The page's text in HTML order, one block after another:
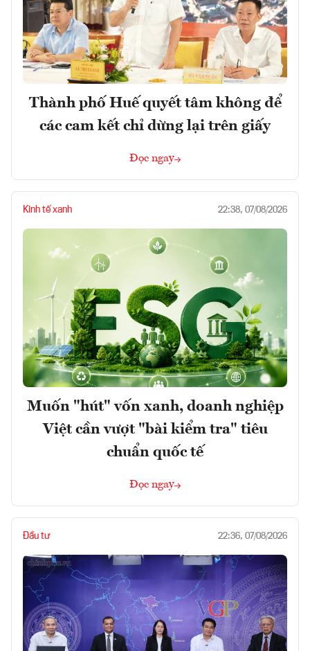
Thành phố Huế quyết tâm không để
các cam kết chỉ dừng lại trên giấy
Đọc ngay
Kinh tế xanh 22:38, 07/08/2026
Muốn "hút" vốn xanh, doanh nghiệp
Việt cần vượt "bài kiểm tra" tiêu
chuẩn quốc tế
Đọc ngay
Đầu tư 22:36, 07/08/2026